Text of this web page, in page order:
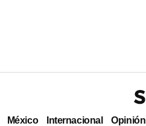
México Internacional Opinión